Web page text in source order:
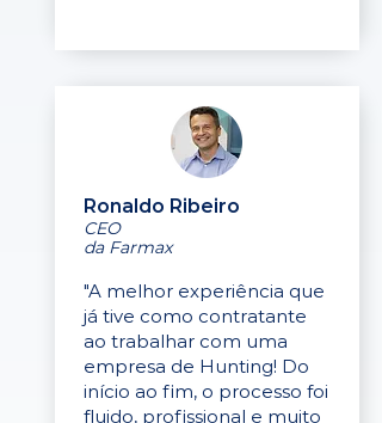
Ronaldo Ribeiro
CEO
da Farmax
"A melhor experiência que
já tive como contratante
ao trabalhar com uma
empresa de Hunting! Do
início ao fim, o processo foi
fluido, profissional e muito